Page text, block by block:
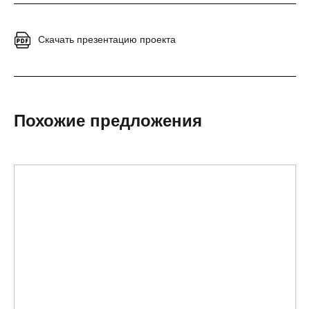
Скачать презентацию проекта
Похожие предложения